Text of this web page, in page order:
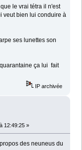
le vrai tétra il n'est
veut bien lui conduire à
ses lunettes son
ça lui fait
IP archivée
12:49:25 »
des neuneus du